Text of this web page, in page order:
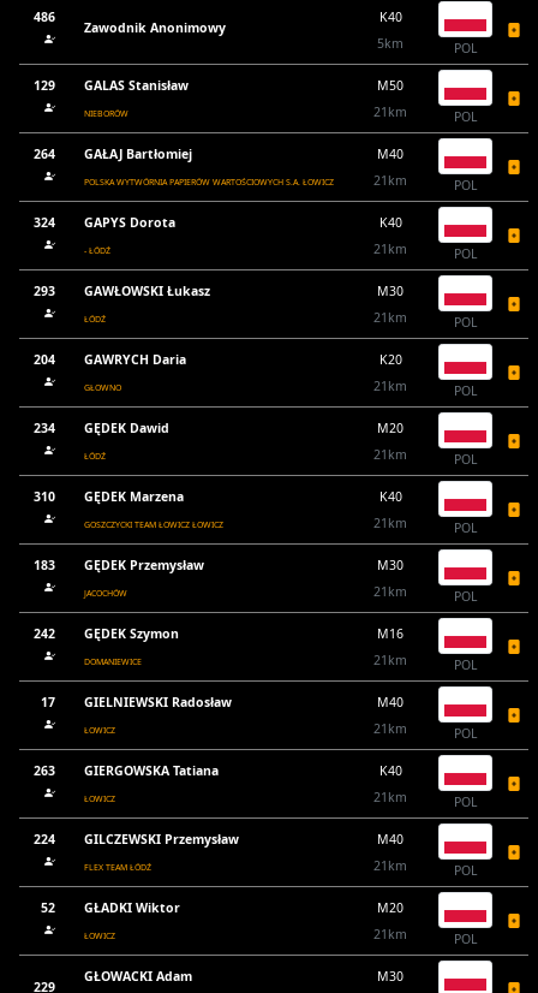
486
Zawodnik Anonimowy
K40
5km
POL
129 GALAS Stanisław
NIEBORÓW
M50
21km
POL
264 GAŁAJ Bartłomiej
POLSKA WYTWÓRNIA PAPIERÓW WARTOŚCIOWYCH S.A. ŁOWICZ
M40
21km
POL
324 GAPYS Dorota
- ŁÓDŹ
K40
21km
POL
293 GAWŁOWSKI Łukasz
ŁÓDŹ
M30
21km
POL
204 GAWRYCH Daria
GŁOWNO
K20
21km
POL
234 GĘDEK Dawid
ŁÓDŹ
M20
21km
POL
310 GĘDEK Marzena
GOSZCZYCKI TEAM ŁOWICZ ŁOWICZ
K40
21km
POL
183 GĘDEK Przemysław
JACOCHÓW
M30
21km
POL
242 GĘDEK Szymon
DOMANIEWICE
M16
21km
POL
17 GIELNIEWSKI Radosław
ŁOWICZ
M40
21km
POL
263 GIERGOWSKA Tatiana
ŁOWICZ
K40
21km
POL
224 GILCZEWSKI Przemysław
FLEX TEAM ŁÓDŹ
M40
21km
POL
52 GŁADKI Wiktor
ŁOWICZ
M20
21km
POL
229
GŁOWACKI Adam M30